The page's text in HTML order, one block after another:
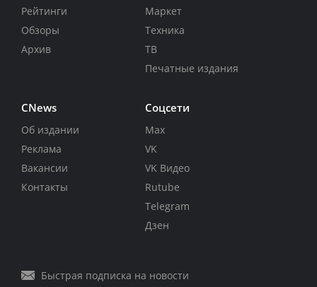
Рейтинги
Обзоры
Архив
Маркет
Техника
ТВ
Печатные издания
CNews
Об издании
Реклама
Вакансии
Контакты
Соцсети
Max
VK
VK Видео
Rutube
Telegram
Дзен
Быстрая подписка на новости